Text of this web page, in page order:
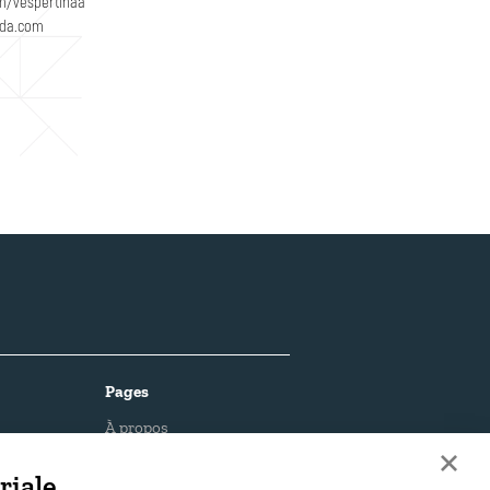
Pages
À propos